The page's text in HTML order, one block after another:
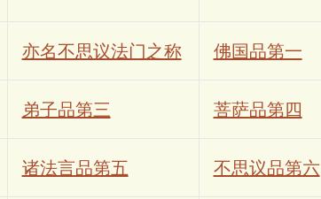
亦名不思议法门之称 佛国品第一
弟子品第三 菩萨品第四
诸法言品第五 不思议品第六